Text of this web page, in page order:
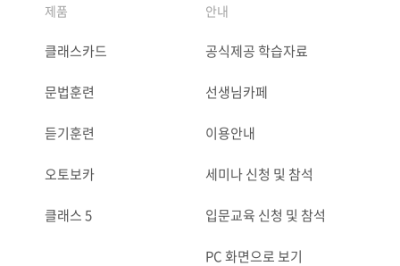
제품
클래스카드
문법훈련
듣기훈련
오토보카
클래스 5
안내
공식제공 학습자료
선생님카페
이용안내
세미나 신청 및 참석
입문교육 신청 및 참석
PC 화면으로 보기